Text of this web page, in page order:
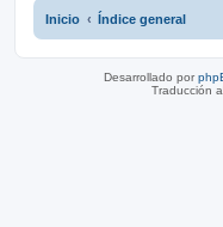
Inicio Índice general
Desarrollado por
Traducción